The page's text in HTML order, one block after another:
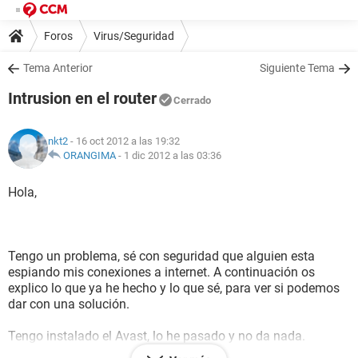
Foros Virus/Seguridad
Tema Anterior Siguiente Tema
Intrusion en el router Cerrado
nkt2 - 16 oct 2012 a las 19:32
ORANGIMA- 1 dic 2012 a las 03:36
Hola,
Tengo un problema, sé con seguridad que alguien esta
espiando mis conexiones a internet. A continuación os
explico lo que ya he hecho y lo que sé, para ver si podemos
dar con una solución.
Tengo instalado el Avast, lo he pasado y no da nada.
He pasado el Malware y no da nada.